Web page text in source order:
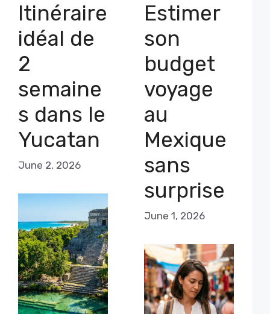
Itinéraire
idéal de
2
semaine
s dans le
Yucatan
June 2, 2026
Estimer
son
budget
voyage
au
Mexique
sans
surprise
June 1, 2026